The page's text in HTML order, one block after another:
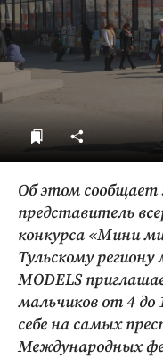
Об этом сообщает
представитель
конкурса «Мини
Тульскому
MODELS
мальчиков от 4
себе на самых
Международных